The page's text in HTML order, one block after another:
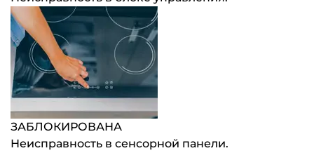
ЗАБЛОКИРОВАНА
Неисправность в сенсорной панели.